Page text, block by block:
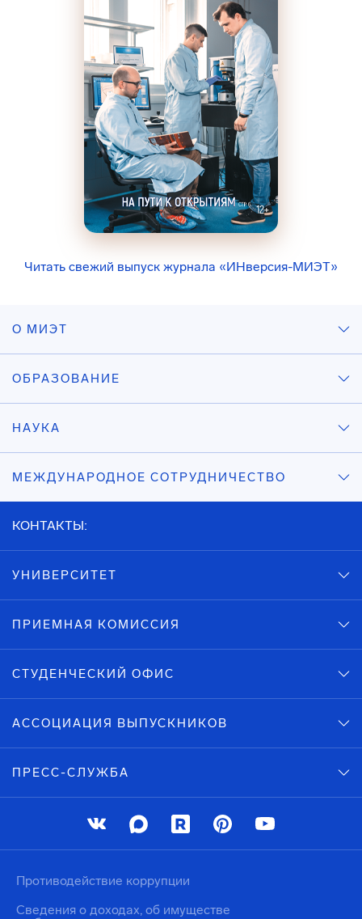
Читать свежий выпуск журнала «ИНверсия-МИЭТ»
О МИЭТ
ОБРАЗОВАНИЕ
НАУКА
МЕЖДУНАРОДНОЕ СОТРУДНИЧЕСТВО
КОНТАКТЫ:
УНИВЕРСИТЕТ
ПРИЕМНАЯ КОМИССИЯ
СТУДЕНЧЕСКИЙ ОФИС
АССОЦИАЦИЯ ВЫПУСКНИКОВ
ПРЕСС-СЛУЖБА
Противодействие коррупции
Сведения о доходах, об имуществе